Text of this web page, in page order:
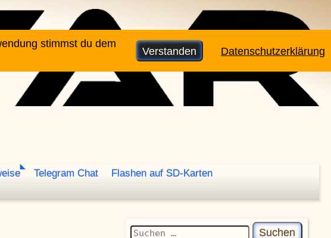
Telegram Chat
Flashen auf SD-Karten
Suchen nach:
stimmst du dem
Verstanden Datenschutzerklärung